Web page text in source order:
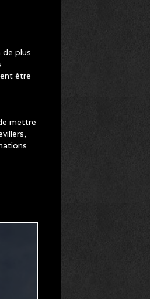
de plus
être
mettre